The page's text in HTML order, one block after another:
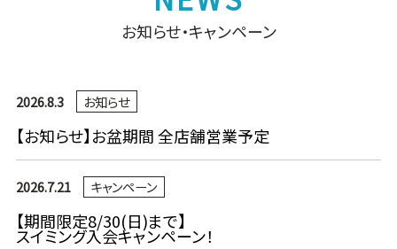
お知らせ・キャンペーン
【お知らせ】お盆期間 全店舗営業予定
2026.8.3 お知らせ
【期間限定8/30(日)まで】
スイミング入会キャンペーン！
2026.7.21 キャンペーン